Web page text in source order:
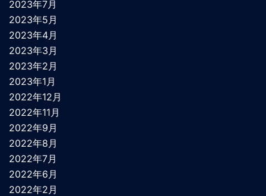
2023年7月
2023年5月
2023年4月
2023年3月
2023年2月
2023年1月
2022年12月
2022年11月
2022年9月
2022年8月
2022年7月
2022年6月
2022年2月